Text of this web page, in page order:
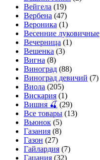
Вейгела (19)
Вербена (47)
Вероника (1)
Весенние луковичные
Вечерница (1)
Вешенка (3)
Вигна (8)
Виноград (88)
Виноград девичий (7)
Виола (205)
Вискария (1)
Вишня 🍒 (29)
Все товары (13)
Вьюнок (5)
Газания (8)
Газон (27)
Гайлардия (7)
Гацания (32)